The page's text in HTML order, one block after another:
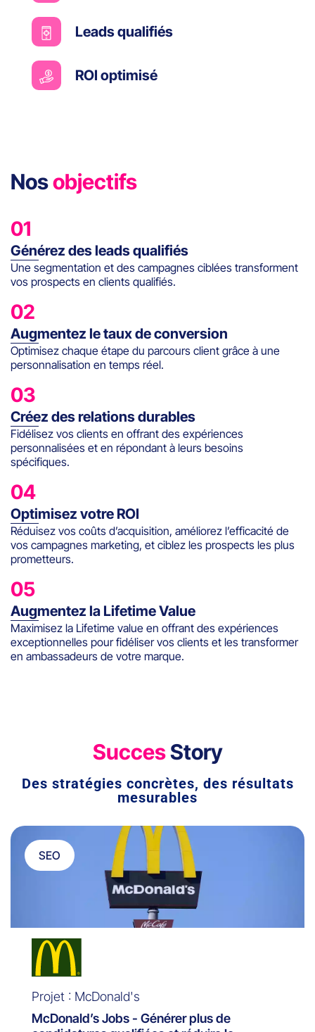
Leads qualifiés
ROI optimisé
Nosobjectifs
01
Générez des leads qualifiés
Une segmentation et des campagnes ciblées transforment
vos prospects en clients qualifiés.
02
Augmentez le taux de conversion
Optimisez chaque étape du parcours client grâce à une
personnalisation en temps réel.
03
Créez des relations durables
Fidélisez vos clients en offrant des expériences
personnalisées et en répondant à leurs besoins
spécifiques.
04
Optimisez votre ROI
Réduisez vos coûts d’acquisition, améliorez l’efficacité de
vos campagnes marketing, et ciblez les prospects les plus
prometteurs.
05
Augmentez la Lifetime Value
Maximisez la Lifetime value en offrant des expériences
exceptionnelles pour fidéliser vos clients et les transformer
en ambassadeurs de votre marque.
SuccesStory
Des stratégies concrètes, des résultats
mesurables
SEO
Projet : McDonald's
McDonald’s Jobs - Générer plus de